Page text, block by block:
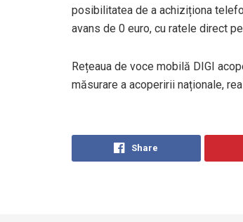
posibilitatea de a achiziționa
avans de 0 euro, cu ratele direct
Rețeaua de voce mobilă DIGI
măsurare a acoperirii naționale,
Share